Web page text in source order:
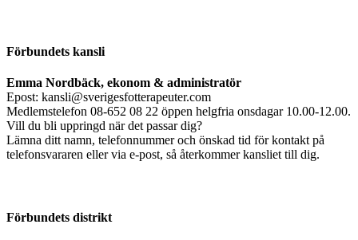
Förbundets kansli
Emma Nordbäck, ekonom & administratör
Epost: kansli@sverigesfotterapeuter.com
Medlemstelefon 08-652 08 22 öppen helgfria onsdagar 10.00-12.00.
Vill du bli uppringd när det passar dig?
Lämna ditt namn, telefonnummer och önskad tid för kontakt på
telefonsvararen eller via e-post, så återkommer kansliet till dig.
Förbundets distrikt